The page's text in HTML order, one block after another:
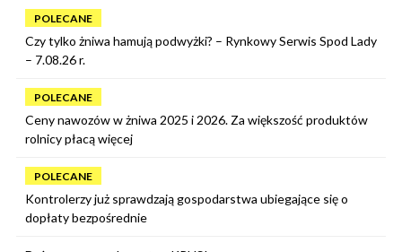
POLECANE
Czy tylko żniwa hamują podwyżki? – Rynkowy Serwis Spod Lady
– 7.08.26 r.
POLECANE
Ceny nawozów w żniwa 2025 i 2026. Za większość produktów
rolnicy płacą więcej
POLECANE
Kontrolerzy już sprawdzają gospodarstwa ubiegające się o
dopłaty bezpośrednie